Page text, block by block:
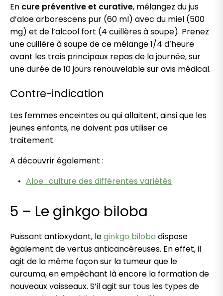
En cure préventive et curative, mélangez du jus
d’aloe arborescens pur (60 ml) avec du miel (500
mg) et de l’alcool fort (4 cuillères à soupe). Prenez
une cuillère à soupe de ce mélange 1/4 d’heure
avant les trois principaux repas de la journée, sur
une durée de 10 jours renouvelable sur avis médical.
Contre-indication
Les femmes enceintes ou qui allaitent, ainsi que les
jeunes enfants, ne doivent pas utiliser ce
traitement.
A découvrir également :
Aloe : culture des différentes variétés
5 – Le ginkgo biloba
Puissant antioxydant, leginkgo biloba dispose
également de vertus anticancéreuses. En effet, il
agit de la même façon sur la tumeur que le
curcuma, en empêchant là encore la formation de
nouveaux vaisseaux. S’il agit sur tous les types de